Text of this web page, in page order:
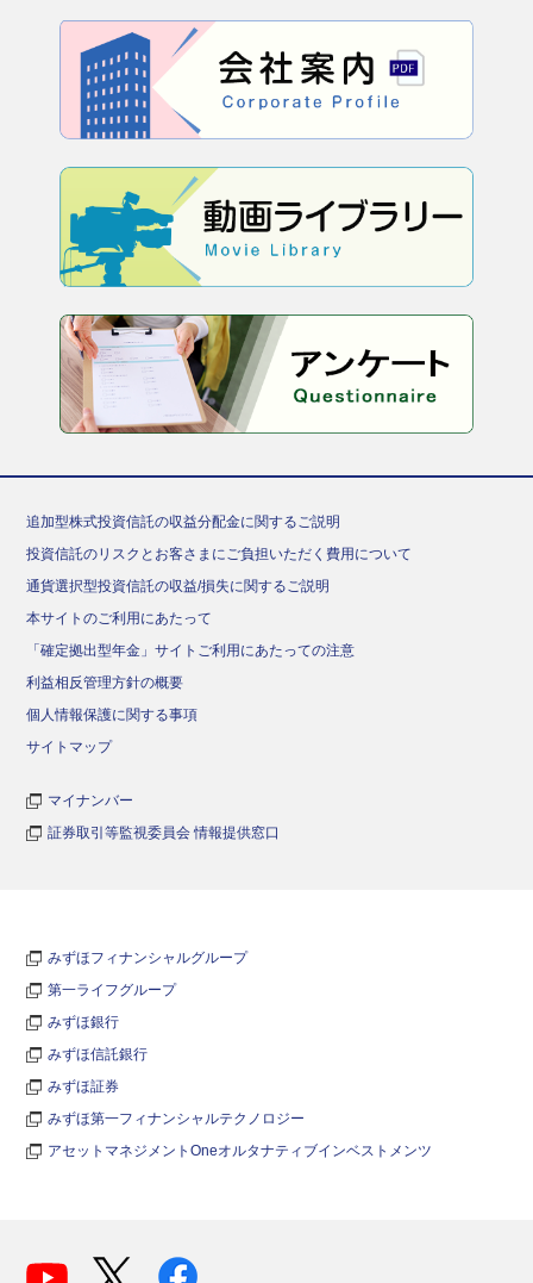
追加型株式投資信託の収益分配金に関するご説明
投資信託のリスクとお客さまにご負担いただく費用について
通貨選択型投資信託の収益/損失に関するご説明
本サイトのご利用にあたって
「確定拠出型年金」サイトご利用にあたっての注意
利益相反管理方針の概要
個人情報保護に関する事項
サイトマップ
マイナンバー
証券取引等監視委員会 情報提供窓口
みずほフィナンシャルグループ
第一ライフグループ
みずほ銀行
みずほ信託銀行
みずほ証券
みずほ第一フィナンシャルテクノロジー
アセットマネジメントOneオルタナティブインベストメンツ